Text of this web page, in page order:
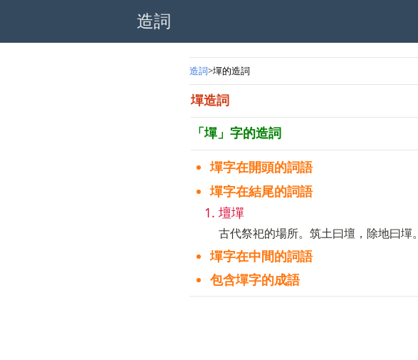
造詞
造詞 墠的造詞
墠造詞
「墠」字的造詞
墠字在開頭的詞語
墠字在結尾的詞語
壇墠
古代祭祀的場所。筑土曰壇，除地曰墠。
墠字在中間的詞語
包含墠字的成語